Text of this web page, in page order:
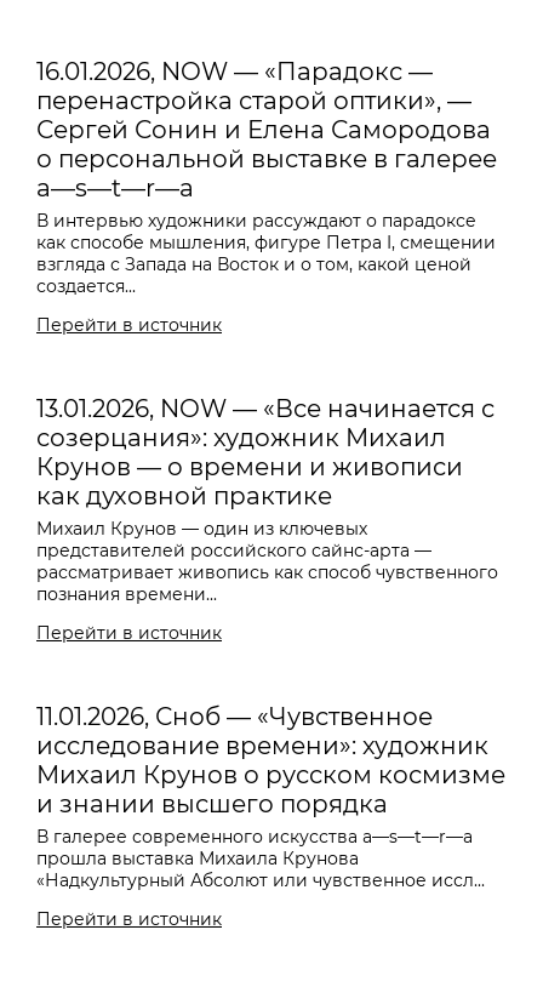
16.01.2026, NOW — «Парадокс —
перенастройка старой оптики», —
Сергей Сонин и Елена Самородова
о персональной выставке в галерее
a—s—t—r—a
В интервью художники рассуждают о парадоксе
как способе мышления, фигуре Петра I, смещении
взгляда с Запада на Восток и о том, какой ценой
создается...
Перейти в источник
13.01.2026, NOW — «Все начинается с
созерцания»: художник Михаил
Крунов — о времени и живописи
как духовной практике
Михаил Крунов — один из ключевых
представителей российского сайнс-арта —
рассматривает живопись как способ чувственного
познания времени...
Перейти в источник
11.01.2026, Сноб — «Чувственное
исследование времени»: художник
Михаил Крунов о русском космизме
и знании высшего порядка
В галерее современного искусства a—s—t—r—a
прошла выставка Михаила Крунова
«Надкультурный Абсолют или чувственное иссл...
Перейти в источник